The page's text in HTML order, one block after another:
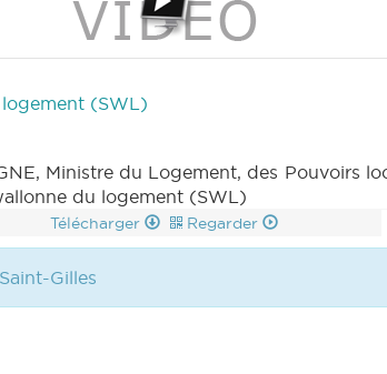
(SWL)
Ministre du Logement, des Pouvoirs
du logement (SWL)
Télécharger Regarder
Gilles